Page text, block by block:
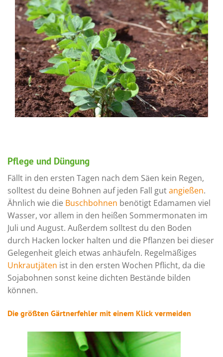
Pflege und Düngung
Fällt in den ersten Tagen nach dem Säen kein Regen,
solltest du deine Bohnen auf jeden Fall gutangießen.
Ähnlich wie die Buschbohnen benötigt Edamamen viel
Wasser, vor allem in den heißen Sommermonaten im
Juli und August. Außerdem solltest du den Boden
durch Hacken locker halten und die Pflanzen bei dieser
Gelegenheit gleich etwas anhäufeln. Regelmäßiges
Unkrautjäten ist in den ersten Wochen Pflicht, da die
Sojabohnen sonst keine dichten Bestände bilden
können.
Die größten Gärtnerfehler mit einem Klick vermeiden